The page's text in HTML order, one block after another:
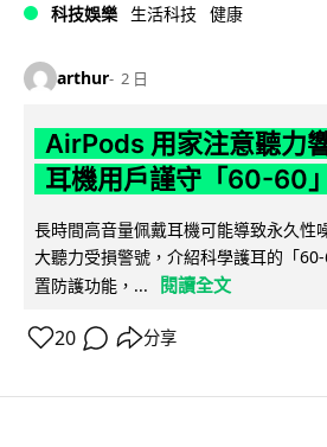
科技娛樂 生活科技 健康
arthur 2 日
AirPods 用家注意聽力
耳機用戶謹守「60-60
長時間高音量佩戴耳機可能導致永久性
大聽力受損警號，介紹科學護耳的「
置防護功能，...
閱讀全文
20 分享